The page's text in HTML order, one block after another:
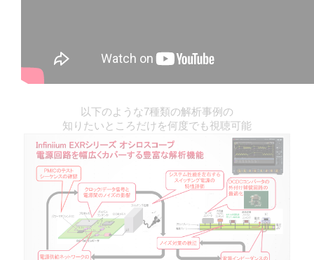
以下のような7種類の解析事例の
知りたいところだけを何度でも視聴可能